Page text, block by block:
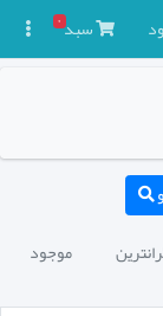
سبد۰
موجود